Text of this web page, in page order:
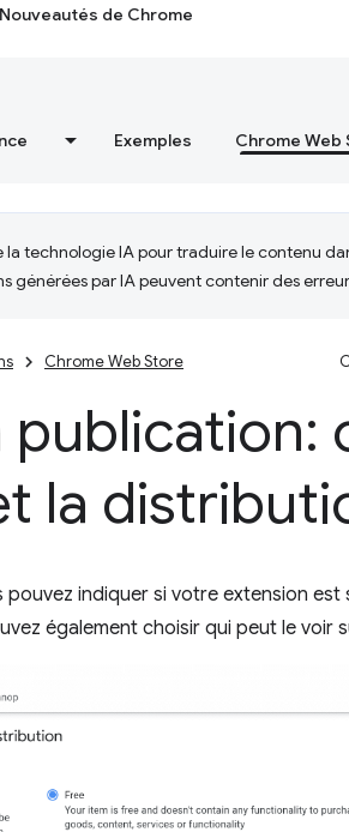
Nouveautés de Chrome
Exemples Chrome Web
la technologie IA pour traduire le contenu
générées par IA peuvent contenir des
Chrome Web Store
publication:
la
indiquer si votre extension
également choisir qui peut le voir